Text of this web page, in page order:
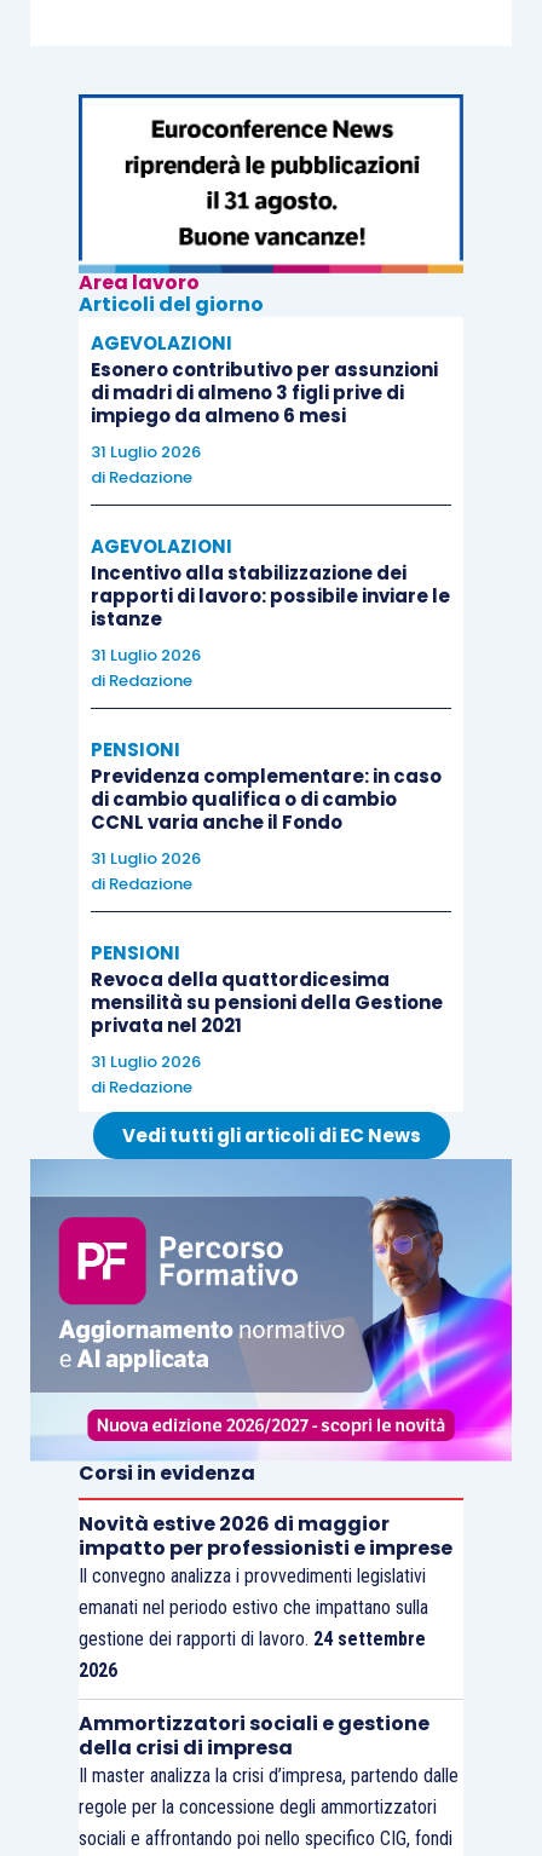
Area lavoro
Articoli del giorno
AGEVOLAZIONI
Esonero contributivo per assunzioni
di madri di almeno 3 figli prive di
impiego da almeno 6 mesi
31 Luglio 2026
di Redazione
AGEVOLAZIONI
Incentivo alla stabilizzazione dei
rapporti di lavoro: possibile inviare le
istanze
31 Luglio 2026
di Redazione
PENSIONI
Previdenza complementare: in caso
di cambio qualifica o di cambio
CCNL varia anche il Fondo
31 Luglio 2026
di Redazione
PENSIONI
Revoca della quattordicesima
mensilità su pensioni della Gestione
privata nel 2021
31 Luglio 2026
di Redazione
Vedi tutti gli articoli di EC News
Corsi in evidenza
Novità estive 2026 di maggior
impatto per professionisti e imprese
Il convegno analizza i provvedimenti legislativi
emanati nel periodo estivo che impattano sulla
gestione dei rapporti di lavoro. 24 settembre
2026
Ammortizzatori sociali e gestione
della crisi di impresa
Il master analizza la crisi d’impresa, partendo dalle
regole per la concessione degli ammortizzatori
sociali e affrontando poi nello specifico CIG, fondi